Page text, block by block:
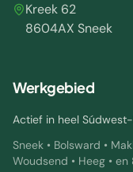
Kreek 62
8604AX Sneek
Werkgebied
Actief in heel
Sneek • Bolsward •
Woudsend • Heeg •